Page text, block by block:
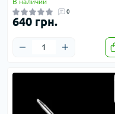
В наличии
0
640 грн.